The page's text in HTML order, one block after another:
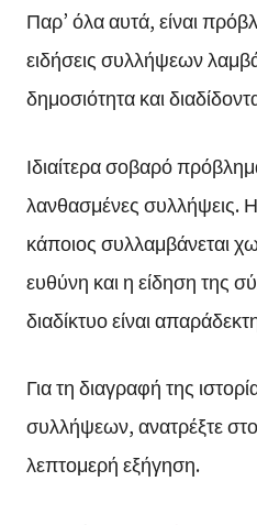
Παρ’ όλα αυτά, είναι
ειδήσεις συλλήψεων
δημοσιότητα και
Ιδιαίτερα σοβαρό
λανθασμένες συλλήψεις.
κάποιος συλλαμβάνεται
ευθύνη και η είδηση της
διαδίκτυο είναι
Για τη διαγραφή της
συλλήψεων, ανατρέξτε
λεπτομερή εξήγηση.